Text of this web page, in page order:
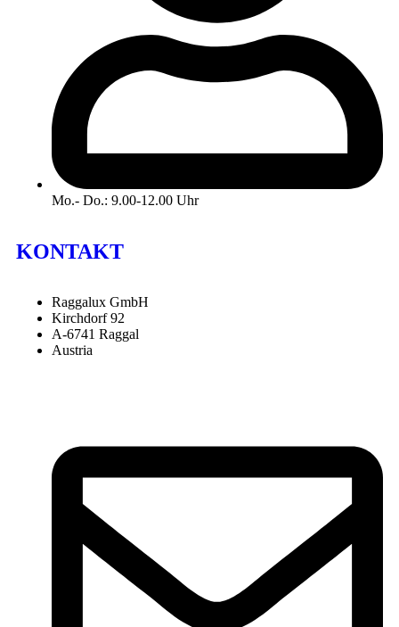
Mo.- Do.: 9.00-12.00 Uhr
KONTAKT
Raggalux GmbH
Kirchdorf 92
A-6741 Raggal
Austria